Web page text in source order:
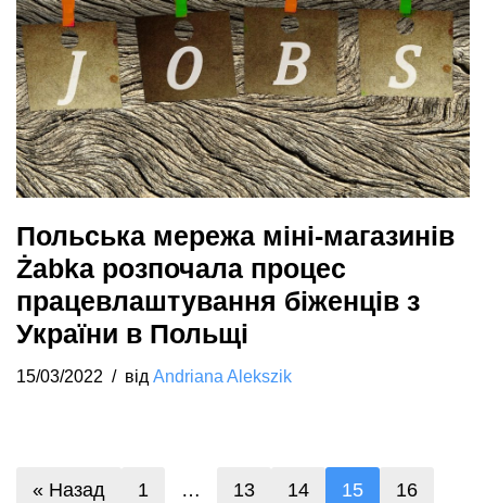
Польська мережа міні-магазинів
Żabka розпочала процес
працевлаштування біженців з
України в Польщі
15/03/2022 від Andriana Alekszik
« Назад 1 … 13 14 15 16